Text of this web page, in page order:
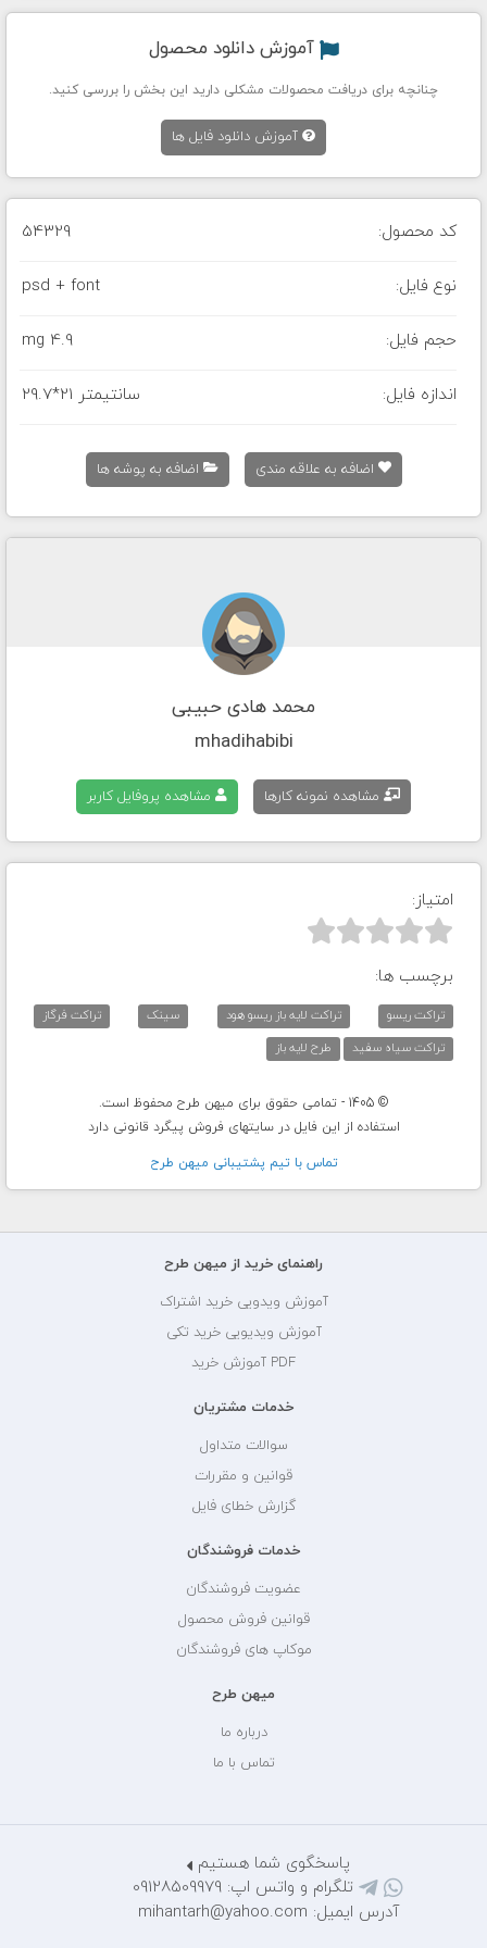
آموزش دانلود محصول
چنانچه برای دریافت محصولات مشکلی دارید این بخش را بررسی کنید.
آموزش دانلود فایل ها
کد محصول: 54329
نوع فایل: psd + font
حجم فایل: 4.9 mg
اندازه فایل: 29.7*21 سانتیمتر
اضافه به علاقه مندی اضافه به پوشه ها
محمد هادی حبیبی
mhadihabibi
مشاهده نمونه کارها مشاهده پروفایل کاربر
امتیاز:



برچسب ها:
تراکت ریسو تراکت لایه باز ریسو هود سینک
تراکت فرگاز
تراکت سیاه سفید
طرح لایه باز
© 1405 - تمامی حقوق برای میهن طرح محفوظ است.
استفاده از این فایل در سایتهای فروش پیگرد قانونی دارد
تماس با تيم پشتيبانی ميهن طرح
راهنمای خرید از میهن طرح
آموزش ویدویی خرید اشتراک
آموزش ویدیویی خرید تکی
PDF آموزش خرید
خدمات مشتریان
سوالات متداول
قوانین و مقررات
گزارش خطای فایل
خدمات فروشندگان
عضویت فروشندگان
قوانین فروش محصول
موکاپ های فروشندگان
میهن طرح
درباره ما
تماس با ما
پاسخگوی شما هستیم
تلگرام و واتس اپ: 09128509979
آدرس ایمیل: mihantarh@yahoo.com